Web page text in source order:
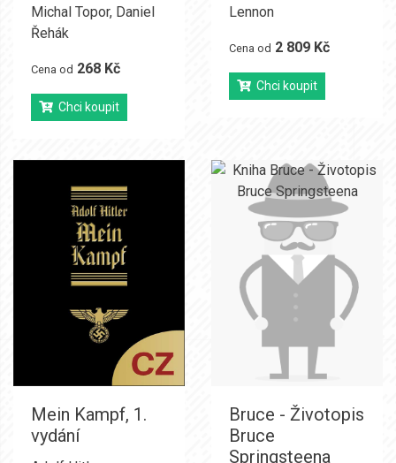
Michal Topor, Daniel
Řehák
Cena od 268 Kč
Chci koupit
Lennon
Cena od 2 809 Kč
Chci koupit
Mein Kampf, 1.
vydání
Bruce - Životopis
Bruce
Springsteena